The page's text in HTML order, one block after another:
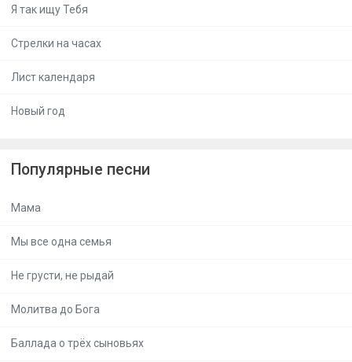
Я так ищу Тебя
Стрелки на часах
Лист календаря
Новый год
Популярные песни
Мама
Мы все одна семья
Не грусти, не рыдай
Молитва до Бога
Баллада о трёх сыновьях